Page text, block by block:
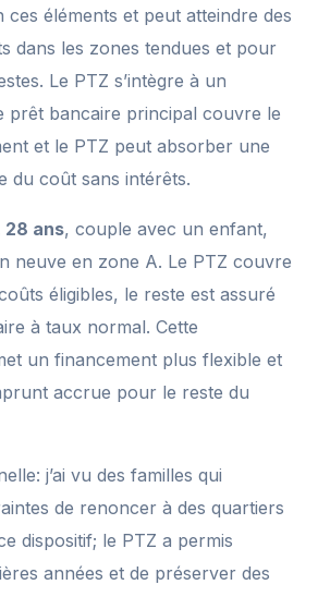
ces éléments et peut atteindre des
dans les zones tendues et pour
Le PTZ s’intègre à un
prêt bancaire principal couvre le
et le PTZ peut absorber une
du coût sans intérêts.
28 ans, couple avec un enfant,
neuve en zone A. Le PTZ couvre
éligibles, le reste est assuré
à taux normal. Cette
un financement plus flexible et
accrue pour le reste du
j’ai vu des familles qui
de renoncer à des quartiers
dispositif; le PTZ a permis
années et de préserver des